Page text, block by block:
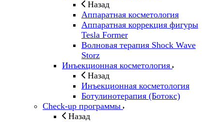
Назад
Аппаратная косметология
Аппаратная коррекция фигуры
Tesla Former
Волновая терапия Shock Wave
Storz
Инъекционная косметология
Назад
Инъекционная косметология
Ботулинотерапия (Ботокс)
Check-up программы
Назад